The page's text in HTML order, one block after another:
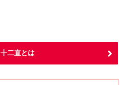
十二直とは